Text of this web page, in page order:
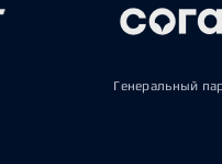
Генеральный